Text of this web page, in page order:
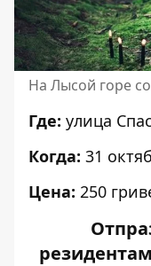
На Лысой горе
Где: улица
Когда: 31
Цена: 250